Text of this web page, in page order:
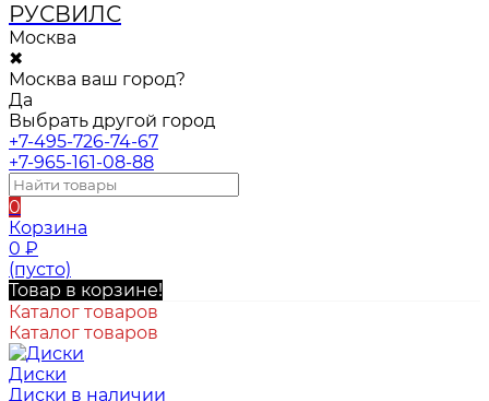
РУСВИЛС
Москва
✖
Москва ваш город?
Да
Выбрать другой город
+7-495-726-74-67
+7-965-161-08-88
0
Корзина
0 ₽
(пусто)
Товар в корзине!
Каталог товаров
Каталог товаров
Диски
Диски в наличии